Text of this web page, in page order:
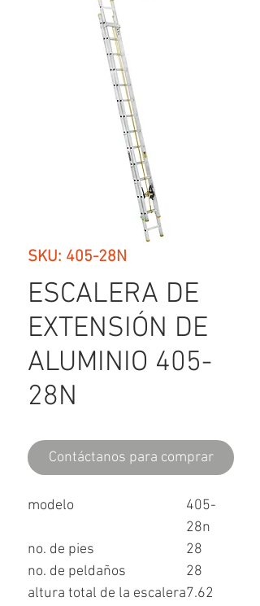
SKU: 405-28N
ESCALERA DE
EXTENSIÓN DE
ALUMINIO 405-
28N
Contáctanos para comprar
modelo
405-
28n
no. de pies
28
no. de peldaños
28
altura total de la escalera7.62